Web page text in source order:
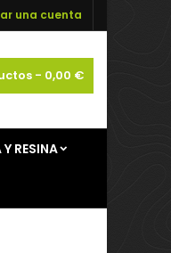
una cuenta
- 0,00 €
RESINA